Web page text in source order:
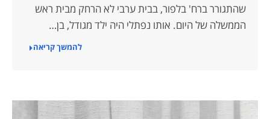
שהתגורר ברח' בלפור, בבית ערבי לא הרחק מבית ראש
הממשלה של היום. אותו נפתלי היה ילד מגודל, בן…
להמשך קריאה